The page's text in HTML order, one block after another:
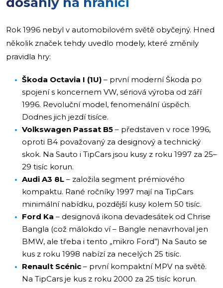
Rok 1996 nebyl v automobilovém světě obyčejný. Hned
několik značek tehdy uvedlo modely, které změnily
pravidla hry:
Škoda Octavia I (1U) – první moderní Škoda po
spojení s koncernem VW, sériová výroba od září
1996. Revoluční model, fenomenální úspěch.
Dodnes jich jezdí tisíce.
Volkswagen Passat B5 – představen v roce 1996,
oproti B4 považovaný za designový a technický
skok. Na Sauto i TipCars jsou kusy z roku 1997 za 25–
29 tisíc korun.
Audi A3 8L – založila segment prémiového
kompaktu. Rané ročníky 1997 mají na TipCars
minimální nabídku, pozdější kusy kolem 50 tisíc.
Ford Ka – designová ikona devadesátek od Chrise
Bangla (což málokdo ví – Bangle nenavrhoval jen
BMW, ale třeba i tento „mikro Ford”) Na Sauto se
kus z roku 1998 nabízí za necelých 25 tisíc.
Renault Scénic – první kompaktní MPV na světě.
Na TipCars je kus z roku 2000 za 25 tisíc korun.